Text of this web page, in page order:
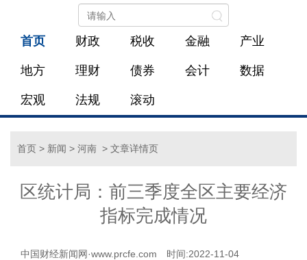
首页 财政 税收 金融 产业
地方 理财 债券 会计 数据
宏观 法规 滚动
首页 > 新闻 > 河南 > 文章详情页
区统计局：前三季度全区主要经济
指标完成情况
中国财经新闻网·www.prcfe.com
时间:2022-11-04